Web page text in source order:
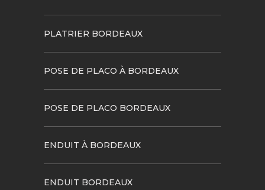
PLATRIER BORDEAUX
POSE DE PLACO À BORDEAUX
POSE DE PLACO BORDEAUX
ENDUIT À BORDEAUX
ENDUIT BORDEAUX